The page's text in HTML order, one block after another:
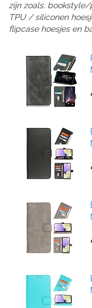
zijn zoals: bookstyle/
TPU / siliconen
flipcase hoesjes en